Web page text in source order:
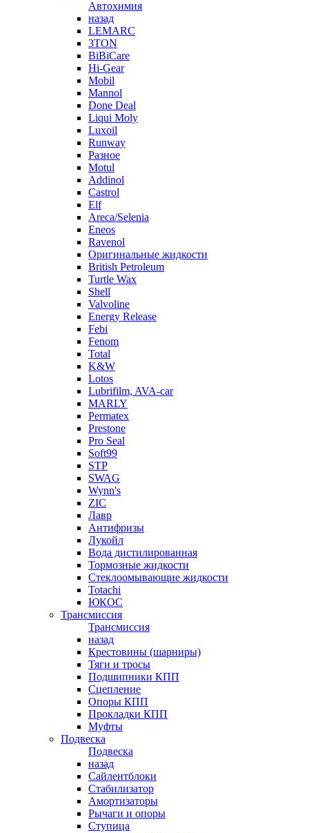
Автохимия
назад
LEMARC
3TON
BiBiCare
Hi-Gear
Mobil
Mannol
Done Deal
Liqui Moly
Luxoil
Runway
Разное
Motul
Addinol
Castrol
Elf
Areca/Selenia
Eneos
Ravenol
Оригинальные жидкости
British Petroleum
Turtle Wax
Shell
Valvoline
Energy Release
Febi
Fenom
Total
K&W
Lotos
Lubrifilm, AVA-car
MARLY
Permatex
Prestone
Pro Seal
Soft99
STP
SWAG
Wynn's
ZIC
Лавр
Антифризы
Лукойл
Вода дистилированная
Тормозные жидкости
Стеклоомывающие жидкости
Totachi
ЮКОС
Трансмиссия
Трансмиссия
назад
Крестовины (шарниры)
Тяги и тросы
Подшипники КПП
Сцепление
Опоры КПП
Прокладки КПП
Муфты
Подвеска
Подвеска
назад
Сайлентблоки
Стабилизатор
Амортизаторы
Рычаги и опоры
Ступица